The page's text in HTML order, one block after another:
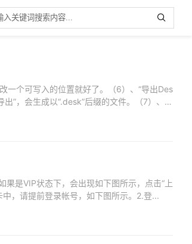
一个可写入的位置就好了。（6）、“导出Des
”，会生成以“.desk”后缀的文件。（7）、
是VIP状态下，会出现如下图所示，点击“上
中，请提前登录帐号，如下图所示。2.登...